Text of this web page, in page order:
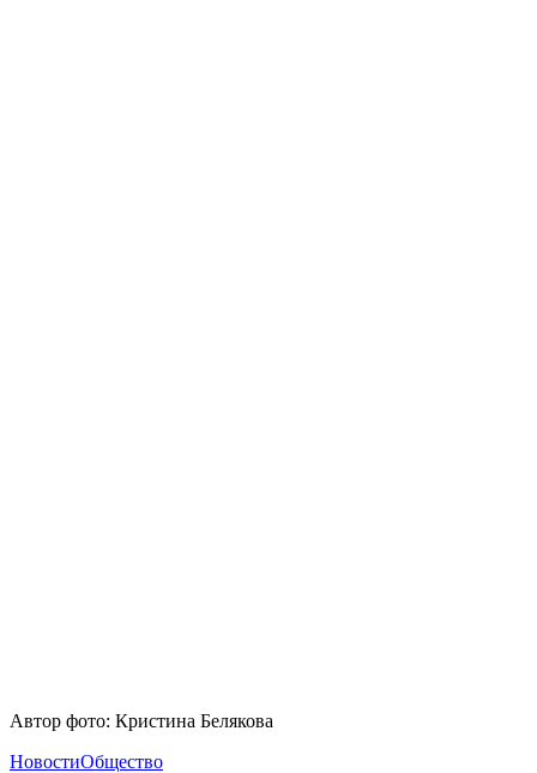
Автор фото: Кристина Белякова
НовостиОбщество